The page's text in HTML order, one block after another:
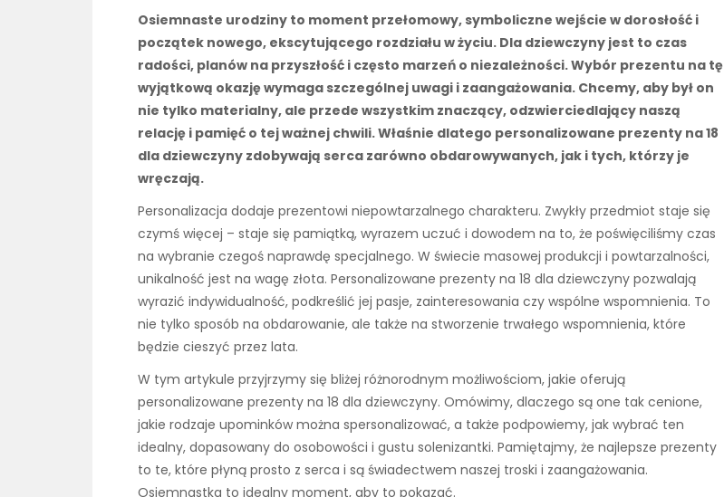
Osiemnaste urodziny to moment przełomowy, symboliczne wejście w dorosłość i
początek nowego, ekscytującego rozdziału w życiu. Dla dziewczyny jest to czas
radości, planów na przyszłość i często marzeń o niezależności. Wybór prezentu na tę
wyjątkową okazję wymaga szczególnej uwagi i zaangażowania. Chcemy, aby był on
nie tylko materialny, ale przede wszystkim znaczący, odzwierciedlający naszą
relację i pamięć o tej ważnej chwili. Właśnie dlatego personalizowane prezenty na 18
dla dziewczyny zdobywają serca zarówno obdarowywanych, jak i tych, którzy je
wręczają.
Personalizacja dodaje prezentowi niepowtarzalnego charakteru. Zwykły przedmiot staje się
czymś więcej – staje się pamiątką, wyrazem uczuć i dowodem na to, że poświęciliśmy czas
na wybranie czegoś naprawdę specjalnego. W świecie masowej produkcji i powtarzalności,
unikalność jest na wagę złota. Personalizowane prezenty na 18 dla dziewczyny pozwalają
wyrazić indywidualność, podkreślić jej pasje, zainteresowania czy wspólne wspomnienia. To
nie tylko sposób na obdarowanie, ale także na stworzenie trwałego wspomnienia, które
będzie cieszyć przez lata.
W tym artykule przyjrzymy się bliżej różnorodnym możliwościom, jakie oferują
personalizowane prezenty na 18 dla dziewczyny. Omówimy, dlaczego są one tak cenione,
jakie rodzaje upominków można spersonalizować, a także podpowiemy, jak wybrać ten
idealny, dopasowany do osobowości i gustu solenizantki. Pamiętajmy, że najlepsze prezenty
to te, które płyną prosto z serca i są świadectwem naszej troski i zaangażowania.
Osiemnastka to idealny moment, aby to pokazać.